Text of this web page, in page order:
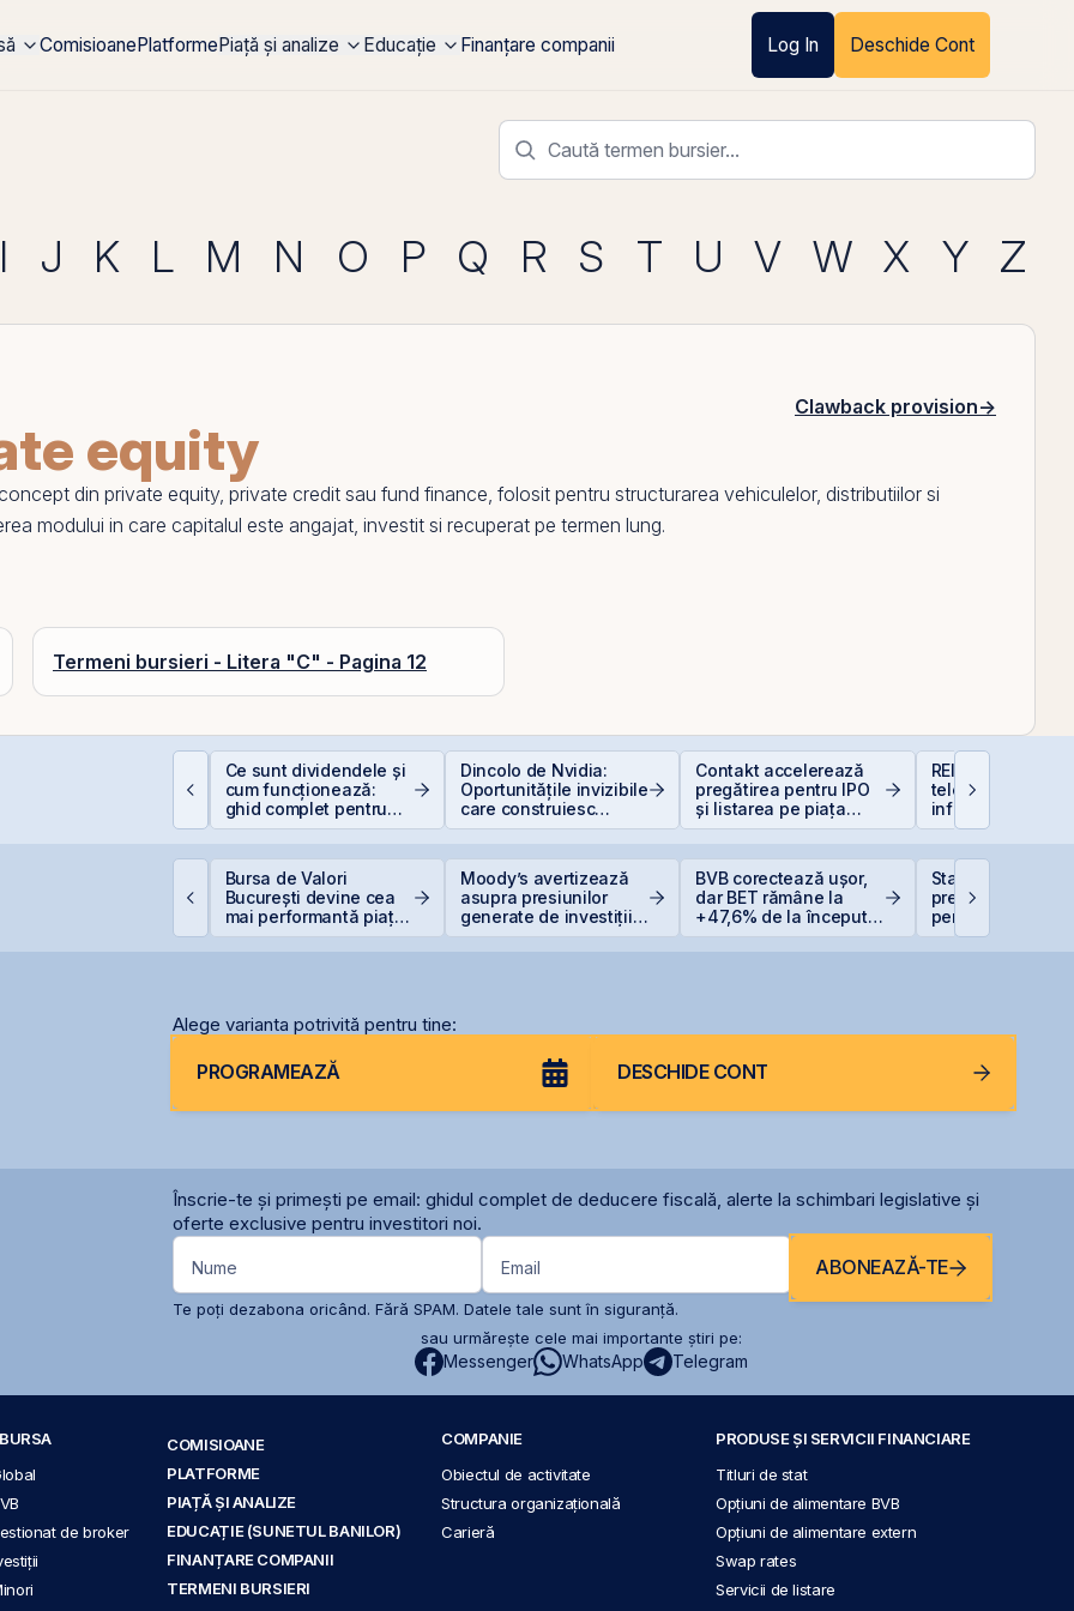
ComisioanePlatformePiață și analize Educație Finanțare companii Log In Deschide Cont
I J K L M N O P Q R S T U V W X Y Z
Clawback provision→
equity
din private equity, private credit sau fund finance, folosit pentru structurarea vehiculelor, distributiilor si
modului in care capitalul este angajat, investit si recuperat pe termen lung.
Termeni bursieri - Litera "C" - Pagina 12
Ce sunt dividendele și
cum funcționează:
ghid complet pentru
investitori în acțiuni
Dincolo de Nvidia:
Oportunitățile invizibile
care construiesc
viitorul AI
Contakt accelerează
pregătirea pentru IPO
și listarea pe piața
AeRO a BVB
REIT-urile de
telecomunicații -
infrastructurii
Bursa de Valori
București devine cea
mai performantă piață
Moody’s avertizează
asupra presiunilor
generate de investițiile
BVB corectează ușor,
dar BET rămâne la
+47,6% de la începutul
Statul român
pregătește
pentru achiziția
gazelor Neptun
Alege varianta potrivită pentru tine:
PROGRAMEAZĂ DESCHIDE CONT
Înscrie-te și primești pe email: ghidul complet de deducere fiscală, alerte la schimbari legislative și
oferte exclusive pentru investitori noi.
Nume Email ABONEAZĂ-TE
Te poți dezabona oricând. Fără SPAM. Datele tale sunt în siguranță.
sau urmărește cele mai importante știri pe:
Messenger WhatsApp Telegram
de broker
COMISIOANE
PLATFORME
PIAȚĂ ȘI ANALIZE
EDUCAȚIE (SUNETUL BANILOR)
FINANȚARE COMPANII
TERMENI BURSIERI
COMPANIE
Obiectul de activitate
Structura organizațională
Carieră
PRODUSE ȘI SERVICII FINANCIARE
Titluri de stat
Opțiuni de alimentare BVB
Opțiuni de alimentare extern
Swap rates
Servicii de listare